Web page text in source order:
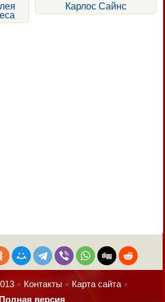
Карлос Сайнс
× Контакты × Карта сайта×
Полная версия